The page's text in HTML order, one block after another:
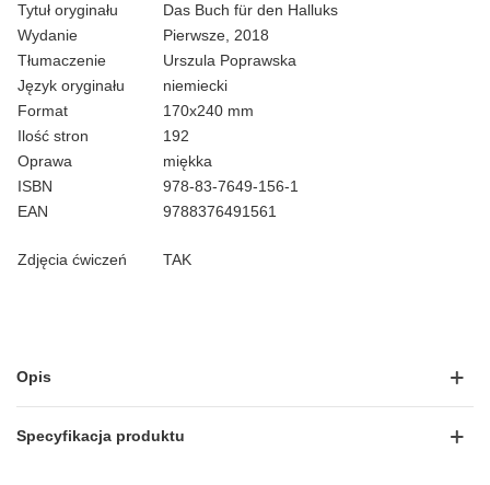
Tytuł oryginału
Das Buch für den Halluks
Wydanie
Pierwsze, 2018
Tłumaczenie
Urszula Poprawska
Język oryginału
niemiecki
Format
170x240 mm
Ilość stron
192
Oprawa
miękka
ISBN
978-83-7649-156-1
EAN
9788376491561
Zdjęcia ćwiczeń TAK
Opis
Specyfikacja produktu